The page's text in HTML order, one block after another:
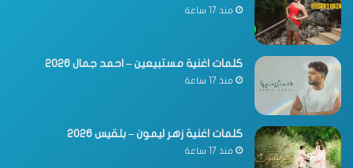
منذ 17 ساعة
كلمات اغنية مستبيعين – احمد جمال 2026
منذ 17 ساعة
كلمات اغنية زهر ليمون – بلقيس 2026
منذ 17 ساعة